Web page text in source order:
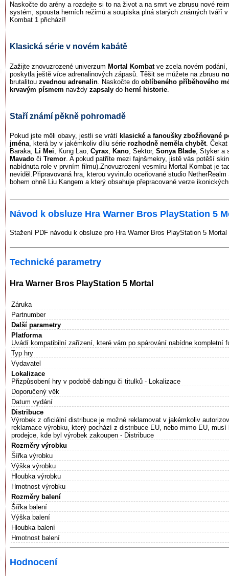
Naskočte do arény a rozdejte si to na život a na smrt ve zbrusu nové
systém, spousta herních režimů a soupiska plná starých známých tváří
Kombat 1 přichází!
Klasická série v novém kabátě
Zažijte znovuzrozené univerzum Mortal Kombatve zcela novém podání,
poskytla ještě více adrenalinových zápasů. Těšit se můžete na zbrusu
brutalitou zvednou adrenalin . Naskočte do oblíbeného příběhového
krvavým písmem navždy zapsaly do herní historie
Staří známí pěkně pohromadě
Pokud jste měli obavy, jestli se vrátí klasické a fanoušky zbožňované
jména, která by v jakémkoliv dílu série rozhodně neměla chybět.
Baraka, Li Mei, Kung Lao, Cyrax, Kano, Sektor, Sonya Blade, Styker a
Mavado či Tremor. A pokud patříte mezi fajnšmekry, jistě vás potěší
nabídnuta role v prvním filmu).Znovuzrození vesmíru Mortal Kombat je
neviděl.Připravovaná hra, kterou vyvinulo oceňované studio
bohem ohně Liu Kangem a který obsahuje přepracované verze
Návod k obsluze Hra Warner Bros PlayStation 5
Stažení PDF návodu k obsluze pro Hra Warner Bros PlayStation 5
Technické parametry
Hra Warner Bros PlayStation 5 Mortal
Záruka
Partnumber
Další parametry
Platforma
Uvádí kompatibilní zařízení, které vám po spárování nabídne kompletní
Typ hry
Vydavatel
Lokalizace
Přizpůsobení hry v podobě dabingu či titulků - Lokalizace
Doporučený věk
Datum vydání
Distribuce
Výrobek z oficiální distribuce je možné reklamovat v jakémkoliv
reklamace výrobku, který pochází z distribuce EU, nebo mimo EU,
prodejce, kde byl výrobek zakoupen - Distribuce
Rozměry výrobku
Šířka výrobku
Výška výrobku
Hloubka výrobku
Hmotnost výrobku
Rozměry balení
Šířka balení
Výška balení
Hloubka balení
Hmotnost balení
Hodnocení